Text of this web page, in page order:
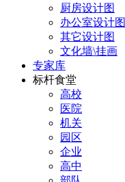
厨房设计图
办公室设计图
其它设计图
文化墙\挂画
专家库
标杆食堂
高校
医院
机关
园区
企业
高中